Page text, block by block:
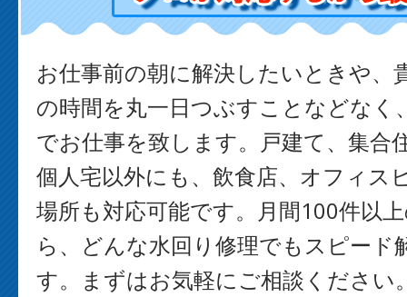
お仕事前の朝に解決したいときや、
の時間を丸一日つぶすことなどなく
でお仕事を致します。戸建て、集合
個人宅以外にも、飲食店、オフィス
場所も対応可能です。月間100件以
ら、どんな水回り修理でもスピード
す。まずはお気軽にご相談ください